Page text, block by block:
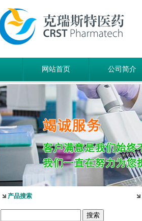
网站首页 公司简介
产品搜索